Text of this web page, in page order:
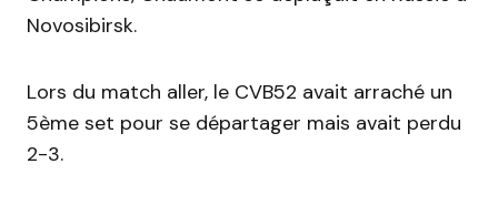
Novosibirsk.
Lors du match aller, le CVB52 avait arraché un
5ème set pour se départager mais avait perdu
2-3.